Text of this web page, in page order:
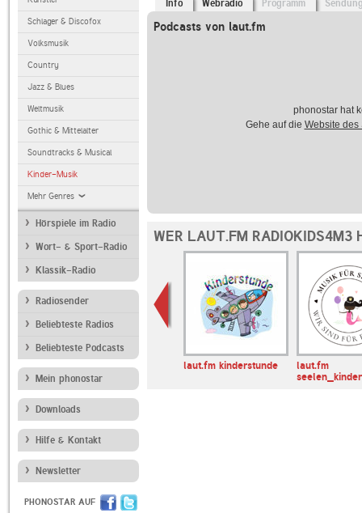
Schlager & Discofox
Volksmusik
Country
Jazz & Blues
Weltmusik
Gothic & Mittelalter
Soundtracks & Musical
Kinder-Musik
Mehr Genres
Hörspiele im Radio
Wort- & Sport-Radio
Klassik-Radio
Radiosender
Beliebteste Radios
Beliebteste Podcasts
Mein phonostar
Downloads
Hilfe & Kontakt
Newsletter
PHONOSTAR AUF
Info Webradio Programm
Podcasts von laut.fm
phonostar hat
Gehe auf die Website des
WER LAUT.FM RADIOKIDS4M3
Kinder…
laut.fm kinderlieder laut.fm kinderstunde
laut.fm